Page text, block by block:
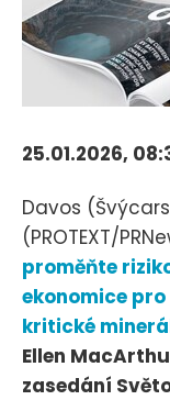
25.01.2026,
Davos
(PROTEXT/
proměňte
ekonomice
kritické
Ellen
zasedání